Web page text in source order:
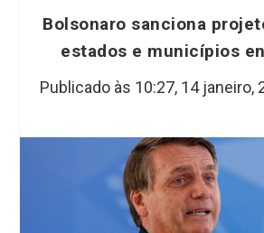
Bolsonaro sanciona
estados e municípios
Publicado às 10:27, 14 janeiro,